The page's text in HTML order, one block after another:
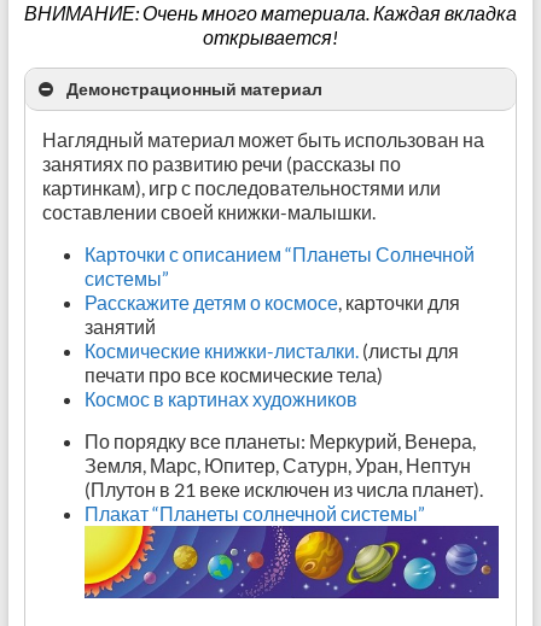
ВНИМАНИЕ: Очень много материала. Каждая вкладка
открывается!
Демонстрационный материал
Наглядный материал может быть использован на
занятиях по развитию речи (рассказы по
картинкам), игр с последовательностями или
составлении своей книжки-малышки.
Карточки с описанием “Планеты Солнечной
системы”
Расскажите детям о космосе, карточки для
занятий
Космические книжки-листалки.(листы для
печати про все космические тела)
Космос в картинах художников
По порядку все планеты: Меркурий, Венера,
Земля, Марс, Юпитер, Сатурн, Уран, Нептун
(Плутон в 21 веке исключен из числа планет).
Плакат “Планеты солнечной системы”